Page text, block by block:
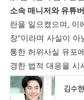
소속 매니저와 유튜
란을 일으켰으며, 이
장"이라며 사실이
통한 허위사실 유포
경한 법적 대응을 시